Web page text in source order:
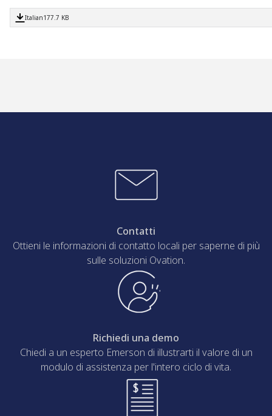
Italian177.7 KB
Contatti
Ottieni le informazioni di contatto locali per saperne di più
sulle soluzioni Ovation.
Richiedi una demo
Chiedi a un esperto Emerson di illustrarti il ​valore di un
modulo di assistenza per l'intero ciclo di vita.